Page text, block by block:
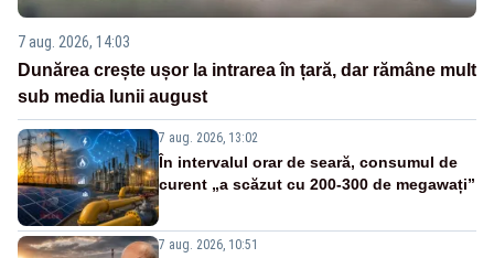
7 aug. 2026, 14:03
Dunărea crește ușor la intrarea în țară, dar rămâne mult
sub media lunii august
7 aug. 2026, 13:02
În intervalul orar de seară, consumul de
curent „a scăzut cu 200-300 de megawați”
7 aug. 2026, 10:51